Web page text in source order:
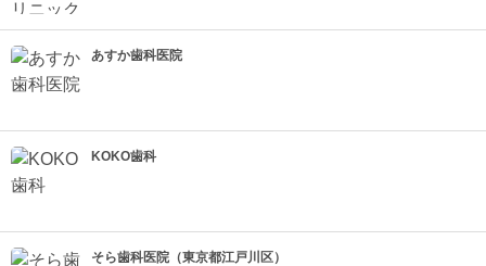
あすか歯科医院
KOKO歯科
そら歯科医院（東京都江戸川区）